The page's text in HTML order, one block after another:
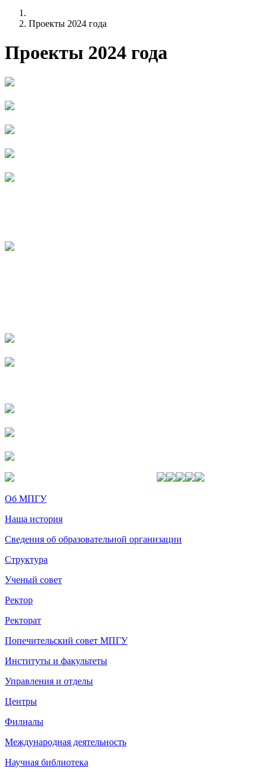
Проекты 2024 года
Проекты 2024 года
Об МПГУ
Наша история
Сведения об образовательной организации
Структура
Ученый совет
Ректор
Ректорат
Попечительский совет МПГУ
Институты и факультеты
Управления и отделы
Центры
Филиалы
Международная деятельность
Научная библиотека